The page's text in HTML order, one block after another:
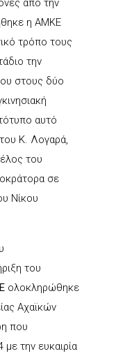
από την
η ΑΜΚΕ
τρόπο τους
την
στους δύο
αυτό
Κ. Λογαρά,
του
σε
Νίκου
του
ολοκληρώθηκε
Αχαϊκών
που
την ευκαιρία